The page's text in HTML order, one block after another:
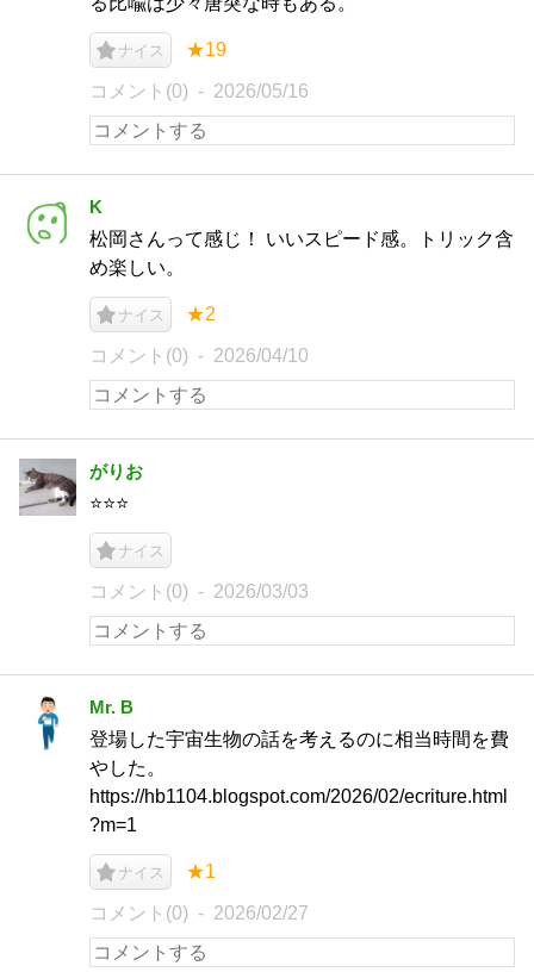
ナイス ★19
コメント(0) 2026/05/16
K
松岡さんって感じ！ いいスピード感。トリック含
め楽しい。
ナイス ★2
コメント(0) 2026/04/10
がりお
⭐️⭐️⭐️
ナイス
コメント(0) 2026/03/03
Mr. B
登場した宇宙生物の話を考えるのに相当時間を費
やした。
https://hb1104.blogspot.com/2026/02/ecriture.html
?m=1
ナイス ★1
コメント(0) 2026/02/27